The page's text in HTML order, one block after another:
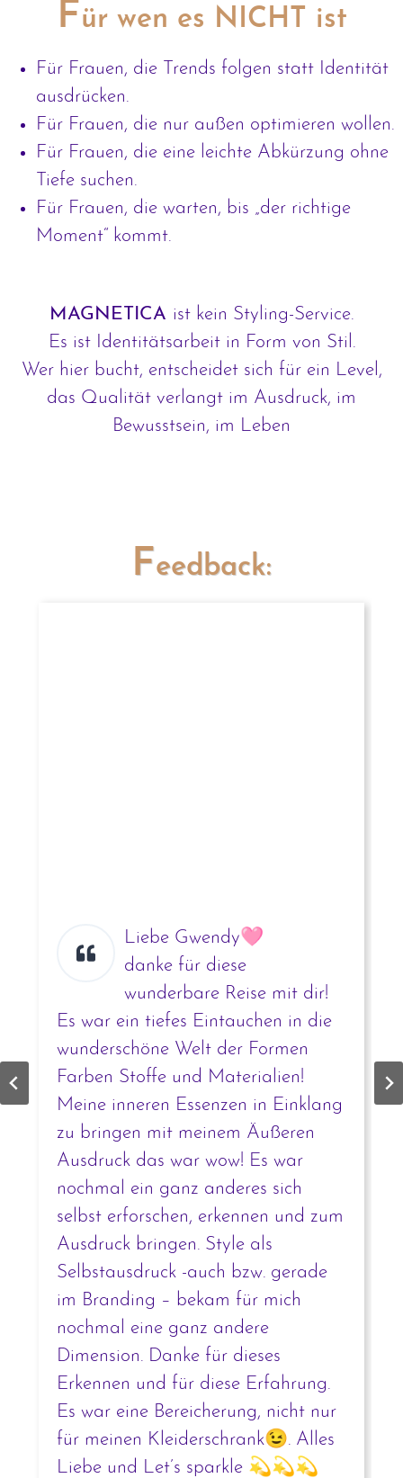
Für wen es NICHT ist
Für Frauen, die Trends folgen statt Identität
ausdrücken.
Für Frauen, die nur außen optimieren wollen.
Für Frauen, die eine leichte Abkürzung ohne
Tiefe suchen.
Für Frauen, die warten, bis „der richtige
Moment“ kommt.
MAGNETICA ist kein Styling-Service.
Es ist Identitätsarbeit in Form von Stil.
Wer hier bucht, entscheidet sich für ein Level,
das Qualität verlangt im Ausdruck, im
Bewusstsein, im Leben
Feedback:
Liebe Gwendy🩷
danke für diese
wunderbare Reise mit dir!
Es war ein tiefes Eintauchen in die
wunderschöne Welt der Formen
Farben Stoffe und Materialien!
Meine inneren Essenzen in Einklang
zu bringen mit meinem Äußeren
Ausdruck das war wow! Es war
nochmal ein ganz anderes sich
selbst erforschen, erkennen und zum
Ausdruck bringen. Style als
Selbstausdruck -auch bzw. gerade
im Branding – bekam für mich
nochmal eine ganz andere
Dimension. Danke für dieses
Erkennen und für diese Erfahrung.
Es war eine Bereicherung, nicht nur
für meinen Kleiderschrank😉. Alles
Liebe und Let’s sparkle 💫💫💫